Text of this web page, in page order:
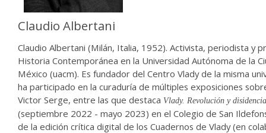
Claudio Albertani
Claudio Albertani (Milán, Italia, 1952). Activista, periodista y
Historia Contemporánea en la Universidad Autónoma de la
México (uacm). Es fundador del Centro Vlady de la misma
ha participado en la curaduría de múltiples exposiciones
Victor Serge, entre las que destaca Vlady. Revolución y disidencia
(septiembre 2022 - mayo 2023) en el Colegio de San
de la edición crítica digital de los Cuadernos de Vlady (en